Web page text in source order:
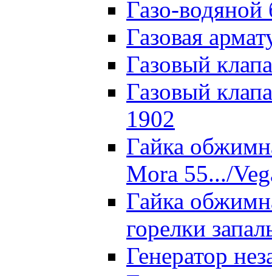
Газо-
Газовая
Газовый
Газовый
1902
Гайка
Mora 55.../
Гайка
горелки
Генератор